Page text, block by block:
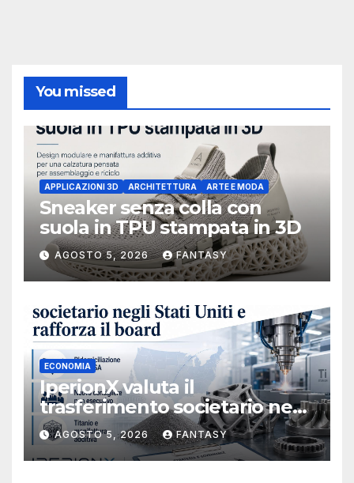
You missed
APPLICAZIONI 3D ARCHITETTURA ARTE E MODA
Sneaker senza colla con
suola in TPU stampata in 3D
AGOSTO 5, 2026 FANTASY
ECONOMIA
IperionX valuta il
trasferimento societario negli
Stati Uniti e rafforza il board,
ha nominato Michael J.
Loparco amministratore
AGOSTO 5, 2026 FANTASY